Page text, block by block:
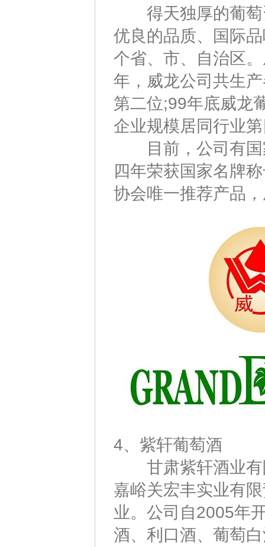
得天独厚的葡萄
优良的品质、国际
个省、市、自治区
年，威龙公司共生
第二位;99年底威龙
企业规模居同行业
目前，公司有国
四年荣获国家名牌
协会唯一推荐产品
4、紫轩葡萄酒
甘肃紫轩酒业有
嘉峪关宏丰实业有
业。公司自2005年
酒、利口酒、葡萄